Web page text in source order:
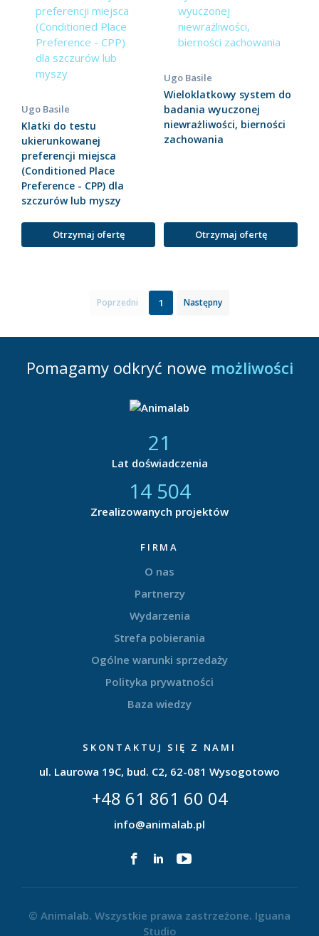
Ugo Basile
Klatki do testu
ukierunkowanej
preferencji miejsca
(Conditioned Place
Preference - CPP) dla
szczurów lub myszy
Otrzymaj ofertę
Ugo Basile
Wieloklatkowy system do
badania wyuczonej
niewrażliwości, bierności
zachowania
Otrzymaj ofertę
Poprzedni 1 Następny
Pomagamy odkryć nowe możliwości
21
Lat doświadczenia
14 877
Zrealizowanych projektów
FIRMA
O nas
Partnerzy
Wydarzenia
Strefa pobierania
Ogólne warunki sprzedaży
Polityka prywatności
Baza wiedzy
SKONTAKTUJ SIĘ Z NAMI
ul. Laurowa 19C, bud. C2, 62-081 Wysogotowo
+48 61 861 60 04
info@animalab.pl
© Animalab. Wszystkie prawa zastrzeżone. Iguana
Studio